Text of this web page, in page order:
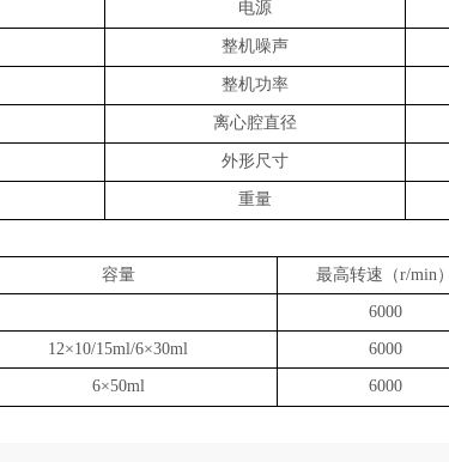
电源
整机噪声
整机功率
离心腔直径
外形尺寸
重量
容量 最高转速（r/min）
6000
12×10/15ml/6×30ml 6000
6×50ml 6000